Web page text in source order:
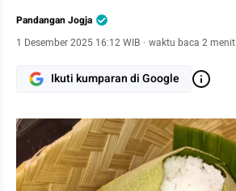
Pandangan Jogja
1 Desember 2025 16:12 WIB · waktu baca 2 menit
Ikuti kumparan di Google